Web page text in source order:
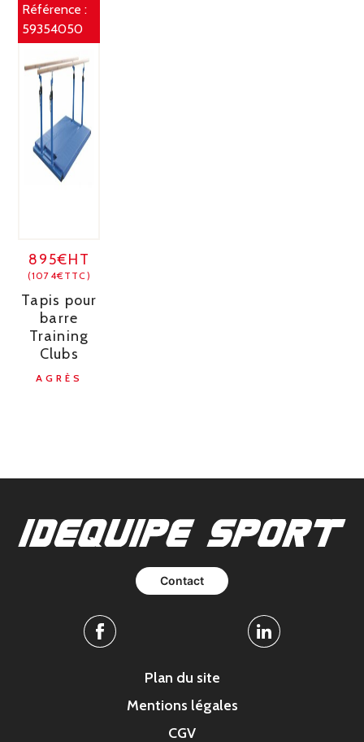
Référence :
59354050
895€HT
(1074€TTC)
Tapis pour
barre
Training
Clubs
AGRÈS
Contact
Facebook Linkedin
Plan du site
Mentions légales
CGV